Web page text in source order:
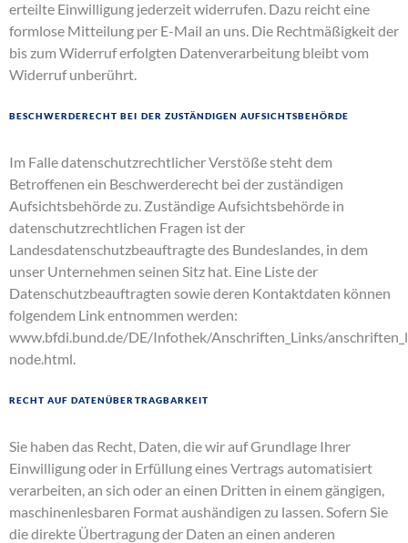
erteilte Einwilligung jederzeit widerrufen. Dazu reicht eine
formlose Mitteilung per E-Mail an uns. Die Rechtmäßigkeit der
bis zum Widerruf erfolgten Datenverarbeitung bleibt vom
Widerruf unberührt.
Beschwerderecht bei der zuständigen Aufsichtsbehörde
Im Falle datenschutzrechtlicher Verstöße steht dem
Betroffenen ein Beschwerderecht bei der zuständigen
Aufsichtsbehörde zu. Zuständige Aufsichtsbehörde in
datenschutzrechtlichen Fragen ist der
Landesdatenschutzbeauftragte des Bundeslandes, in dem
unser Unternehmen seinen Sitz hat. Eine Liste der
Datenschutzbeauftragten sowie deren Kontaktdaten können
folgendem Link entnommen werden:
www.bfdi.bund.de/DE/Infothek/Anschriften_Links/
node.html.
Recht auf Datenübertragbarkeit
Sie haben das Recht, Daten, die wir auf Grundlage Ihrer
Einwilligung oder in Erfüllung eines Vertrags automatisiert
verarbeiten, an sich oder an einen Dritten in einem gängigen,
maschinenlesbaren Format aushändigen zu lassen. Sofern Sie
die direkte Übertragung der Daten an einen anderen